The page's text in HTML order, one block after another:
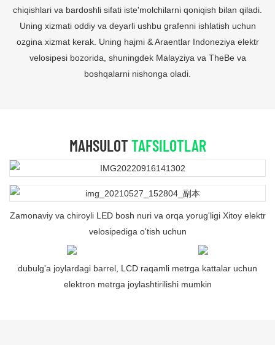
chiqishlari va bardoshli sifati iste'molchilarni qoniqish bilan qiladi.
Uning xizmati oddiy va deyarli ushbu grafenni ishlatish uchun
ozgina xizmat kerak. Uning hajmi & Araentlar Indoneziya elektr
velosipesi bozorida, shuningdek Malayziya va TheBe va
boshqalarni nishonga oladi.
MAHSULOTTAFSILOTLAR
Zamonaviy va chiroyli LED bosh nuri va orqa yorug'ligi Xitoy elektr
velosipediga o'tish uchun
dubulg'a joylardagi barrel, LCD raqamli metrga kattalar uchun
elektron metrga joylashtirilishi mumkin